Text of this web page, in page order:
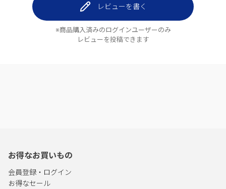
レビューを書く
※商品購入済みのログインユーザーのみ
レビューを投稿できます
お得なお買いもの
会員登録・ログイン
お得なセール